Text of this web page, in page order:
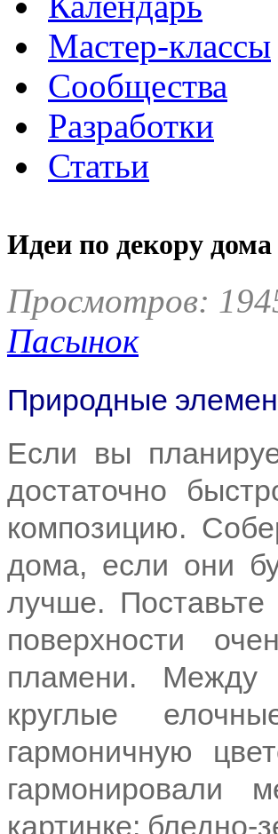
Мастер-классы
Сообщества
Разработки
Статьи
Идеи по декору
Просмотров:
Пасынок
Природные
Если вы
достаточно
композицию.
дома, если они
лучше.
поверхности
пламени. Между
круглые
гармоничную
гармонировали
картинке: бледно-